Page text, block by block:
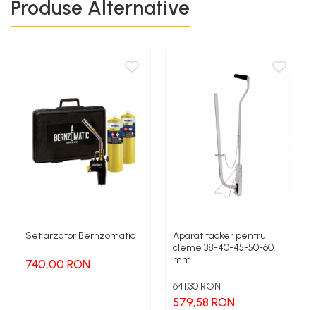
dezvolta dispozitive pentru cei care apreciaza dispozitivele
din intreaga lume atingand o cifra de export de 95%.
Produse Alternative
Set arzator Bernzomatic
740,00 RON
Aparat tacker pentru
cleme 38-40-45-50-60
mm
641,30 RON
579,58 RON